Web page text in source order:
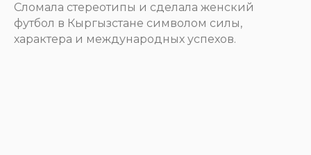
Cломала стереотипы и сделала женский
футбол в Кыргызстане символом силы,
характера и международных успехов.